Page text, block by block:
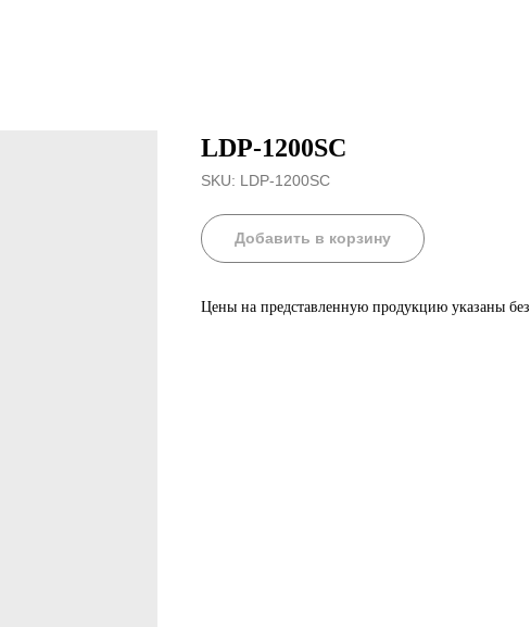
LDP-1200SC
SKU: LDP-1200SC
Добавить в корзину
Цены на представленную продукцию указаны